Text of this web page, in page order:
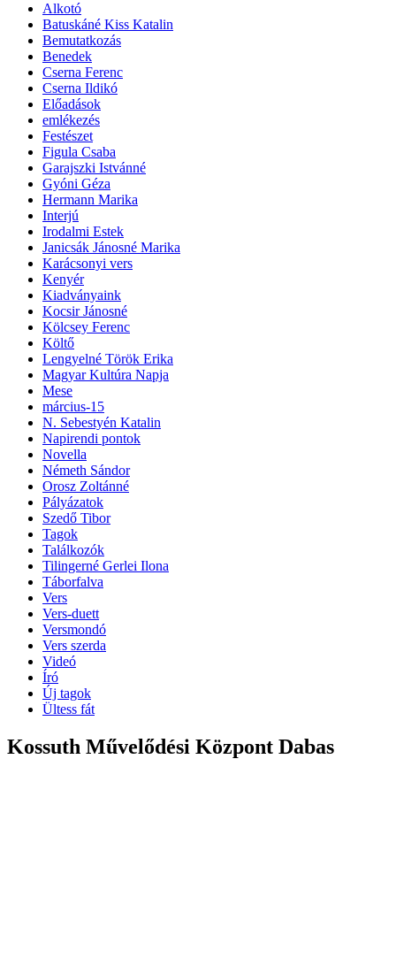
Alkotó
Batuskáné Kiss Katalin
Bemutatkozás
Benedek
Cserna Ferenc
Cserna Ildikó
Előadások
emlékezés
Festészet
Figula Csaba
Garajszki Istvánné
Gyóni Géza
Hermann Marika
Interjú
Irodalmi Estek
Janicsák Jánosné Marika
Karácsonyi vers
Kenyér
Kiadványaink
Kocsir Jánosné
Kölcsey Ferenc
Költő
Lengyelné Török Erika
Magyar Kultúra Napja
Mese
március-15
N. Sebestyén Katalin
Napirendi pontok
Novella
Németh Sándor
Orosz Zoltánné
Pályázatok
Szedő Tibor
Tagok
Találkozók
Tilingerné Gerlei Ilona
Táborfalva
Vers
Vers-duett
Versmondó
Vers szerda
Videó
Író
Új tagok
Ültess fát
Kossuth Művelődési Központ Dabas